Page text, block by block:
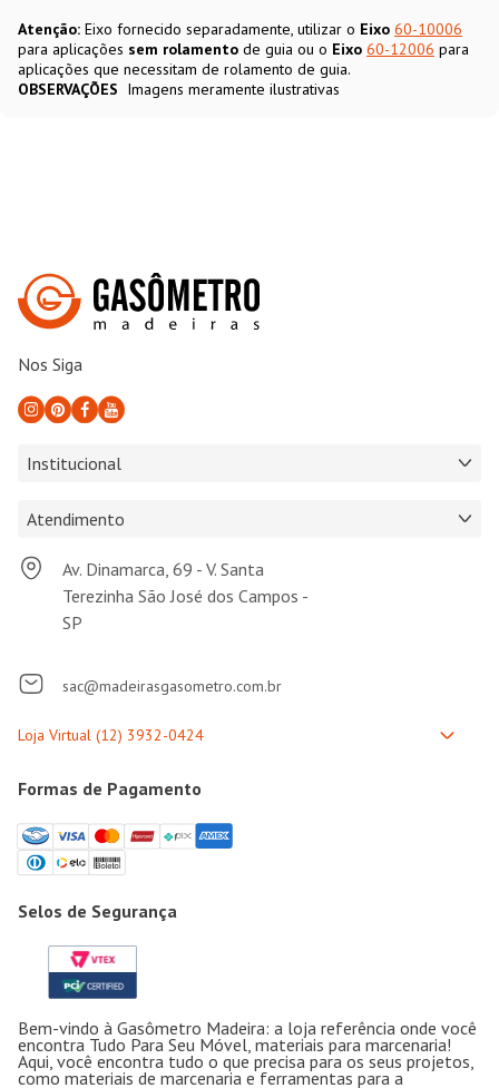
Atenção: Eixo fornecido separadamente, utilizar o Eixo 60-10006
para aplicações sem rolamento de guia ou o Eixo 60-12006 para
aplicações que necessitam de rolamento de guia.
OBSERVAÇÕES Imagens meramente ilustrativas
Nos Siga
Institucional
Atendimento
Av. Dinamarca, 69 - V. Santa
Terezinha São José dos Campos -
SP
sac@madeirasgasometro.com.br
Formas de Pagamento
Selos de Segurança
Bem-vindo à Gasômetro Madeira: a loja referência onde você
encontra Tudo Para Seu Móvel, materiais para marcenaria!
Aqui, você encontra tudo o que precisa para os seus projetos,
como materiais de marcenaria e ferramentas para a